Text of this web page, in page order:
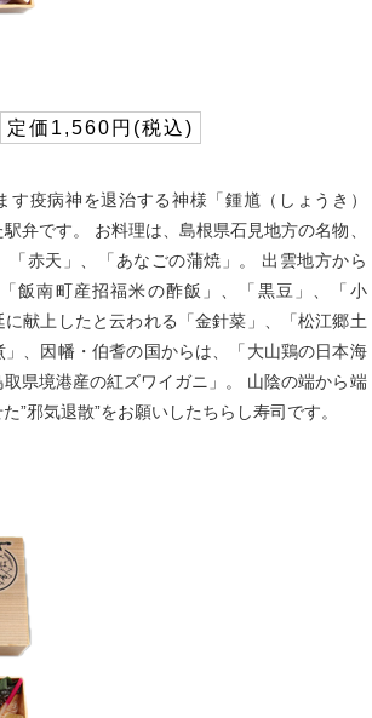
定価1,560円(税込)
す疫病神を退治する神様「鍾馗（しょうき）
弁です。 お料理は、島根県石見地方の名物、
「赤天」、「あなごの蒲焼」。 出雲地方から
飯南町産招福米の酢飯」、「黒豆」、「小
献上したと云われる「金針菜」、「松江郷土
、因幡・伯耆の国からは、「大山鶏の日本海
県境港産の紅ズワイガニ」。 山陰の端から端
”邪気退散”をお願いしたちらし寿司です。